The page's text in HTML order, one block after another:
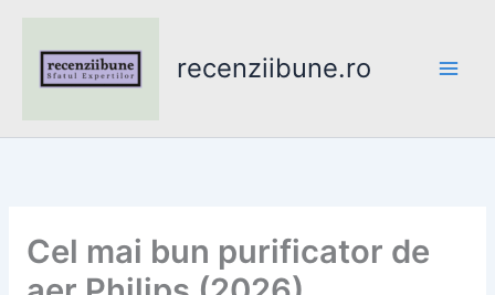
content
recenziibune.ro
Cel mai bun purificator de